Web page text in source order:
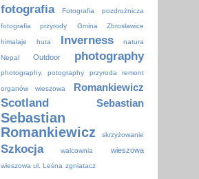
fotografia
Fotografia pozdrożnicza
fotografia przyrody
Gmina Zbrosławice
himalaje huta Inverness natura
Nepal Outdoor photography
photography. potography przyroda remont
organów wieszowa Romankiewicz
Scotland Sebastian
Sebastian
Romankiewicz
skrzyżowanie
Szkocja walcownia wieszowa
wieszowa ul. Leśna zgniatacz